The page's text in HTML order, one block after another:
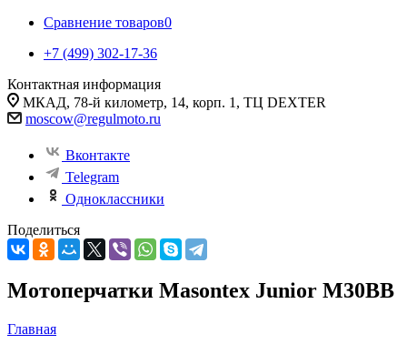
Сравнение товаров0
+7 (499) 302-17-36
Контактная информация
МКАД, 78-й километр, 14, корп. 1, ТЦ DEXTER
moscow@regulmoto.ru
Вконтакте
Telegram
Одноклассники
Поделиться
Мотоперчатки Masontex Junior M30BB
Главная